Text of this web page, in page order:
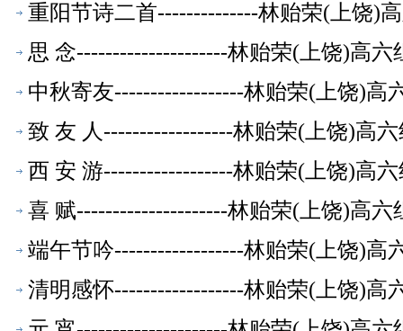
重阳节诗二首--------------林贻荣(上饶)
思 念---------------------林贻荣(上饶)高六
中秋寄友------------------林贻荣(上饶)高
致 友 人------------------林贻荣(上饶)高
西 安 游------------------林贻荣(上饶)高
喜 赋---------------------林贻荣(上饶)高六
端午节吟------------------林贻荣(上饶)高
清明感怀------------------林贻荣(上饶)高